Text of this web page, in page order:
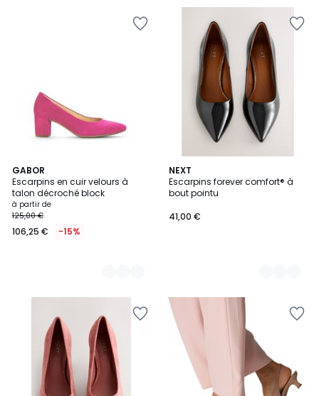
GABOR
Escarpins en cuir velours à
talon décroché block
à partir de
125,00 €
106,25 € -15%
3
Couleurs
NEXT
Escarpins forever comfort® à
bout pointu
41,00 €
3
Couleurs